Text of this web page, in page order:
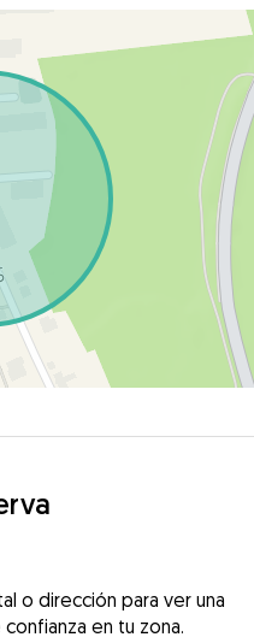
o dirección para ver una
en tu zona.